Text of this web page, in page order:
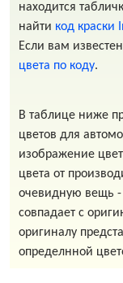
находится
найти код краски
Если вам
цвета по коду.
В таблице ниже
цветов для
изображение
цвета от
очевидную вещь -
совпадает с
оригиналу
определнной